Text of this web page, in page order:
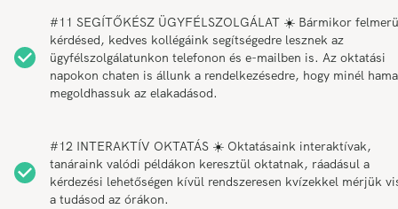
#11 SEGÍTŐKÉSZ ÜGYFÉLSZOLGÁLAT ☀️ Bármikor
kérdésed, kedves kollégáink segítségedre lesznek az
ügyfélszolgálatunkon telefonon és e-mailben is. Az oktatási
napokon chaten is állunk a rendelkezésedre, hogy minél
megoldhassuk az elakadásod.
#12 INTERAKTÍV OKTATÁS ☀️ Oktatásaink interaktívak,
tanáraink valódi példákon keresztül oktatnak, ráadásul a
kérdezési lehetőségen kívül rendszeresen kvízekkel mérjük
a tudásod az órákon.